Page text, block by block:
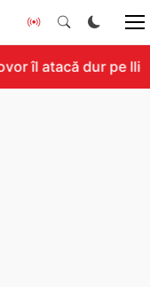
îl atacă dur pe